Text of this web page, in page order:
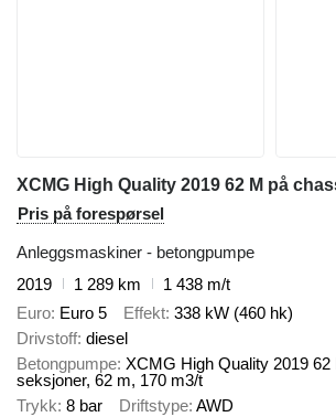
Pris på forespørsel
Anleggsmaskiner - betongpumpe
2019
1 289 km
1 438 m/t
Euro Euro 5 Effekt 338 kW (460 hk)
Drivstoff diesel
Betongpumpe XCMG High Quality 2019 62
seksjoner, 62 m, 170 m3/t
Trykk 8 bar Driftstype AWD